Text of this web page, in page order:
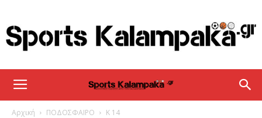
sportskalampaka
Αρχική ΠΟΔΟΣΦΑΙΡΟ Κ 14